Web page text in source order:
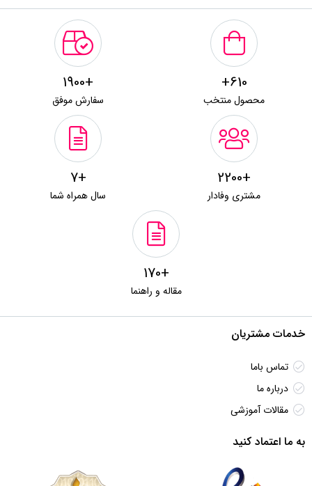
610+
محصول منتخب
+1900
سفارش موفق
+2200
مشتری وفادار
+7
سال همراه شما
+170
مقاله و راهنما
خدمات مشتریان
تماس باما
درباره ما
مقالات آموزشی
به ما اعتماد کنید